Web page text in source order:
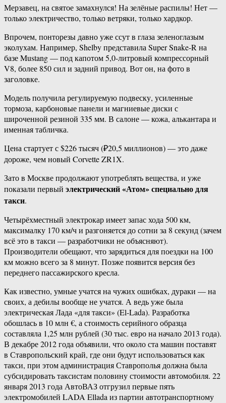
Мерзавец, на святое замахнулся! На зелёные распилы! Нет —
только электричество, только ветряки, только хардкор.
Впрочем, понторезы давно уже ссут в глаза зеленоглазым
эколухам. Например, Shelby представила Super Snake-R на
базе Mustang — под капотом 5,0-литровый компрессорный
V8, более 850 сил и задний привод. Вот он, на фото в
заголовке.
Модель получила регулируемую подвеску, усиленные
тормоза, карбоновые панели и магниевые диски с
широченной резиной 335 мм. В салоне — кожа, алькантара и
именная табличка.
Цена стартует с $226 тысяч (₽20,5 миллионов) — это даже
дороже, чем новый Corvette ZR1X.
Зато в Москве продолжают употреблять вещества, и уже
показали первый электрический «Атом» специально для
такси.
Четырёхместный электрокар имеет запас хода 500 км,
максималку 170 км/ч и разгоняется до сотни за 8 секунд (зачем
всё это в такси — разработчики не объясняют).
Производители обещают, что зарядиться для поездки на 100
км можно всего за 8 минут. Позже появится версия без
переднего пассажирского кресла.
Как известно, умные учатся на чужих ошибках, дураки — на
своих, а дебилы вообще не учатся. А ведь уже была
электрическая Лада «для такси» (El-Lada). Разработка
обошлась в 10 млн €, а стоимость серийного образца
составляла 1,25 млн рублей (30 тыс. евро на начало 2013 года).
В декабре 2012 года объявили, что около ста машин поставят
в Ставропольский край, где они будут использоваться как
такси, при этом администрация Ставрополья должна была
субсидировать таксистам половину стоимости автомобиля. 22
января 2013 года АвтоВАЗ отгрузил первые пять
электромобилей LADA Ellada из партии автотранспортному